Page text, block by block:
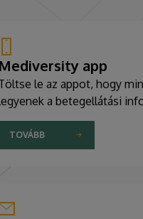
Mediversity app
le az appot, hogy
a betegellátási
TOVÁBB